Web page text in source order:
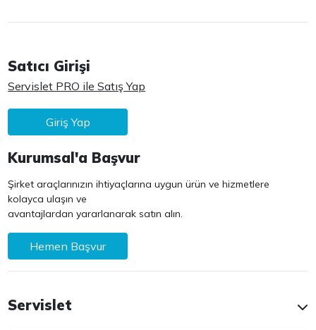
Satıcı Girişi
Servislet PRO ile Satış Yap
Giriş Yap
Kurumsal'a Başvur
Şirket araçlarınızın ihtiyaçlarına uygun ürün ve hizmetlere
kolayca ulaşın ve
avantajlardan yararlanarak satın alın.
Hemen Başvur
Servislet